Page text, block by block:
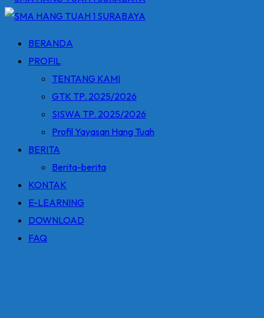
BERANDA
PROFIL
TENTANG KAMI
GTK TP. 2025/2026
SISWA TP. 2025/2026
Profil Yayasan Hang Tuah
BERITA
Berita-berita
KONTAK
E-LEARNING
DOWNLOAD
FAQ